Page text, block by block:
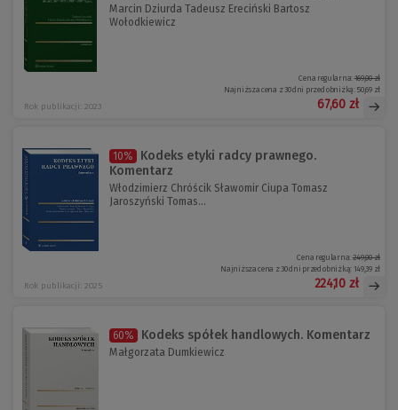
Marcin Dziurda Tadeusz Ereciński Bartosz
Wołodkiewicz
Rok publikacji: 2023
Cena regularna:169,00 zł
Najniższa cena z 30 dni przed obniżką: 50,69 zł
67,60 zł
10%
Kodeks etyki radcy prawnego.
Komentarz
Włodzimierz Chróścik Sławomir Ciupa Tomasz
Jaroszyński Tomas...
Rok publikacji: 2025
Cena regularna:249,00 zł
Najniższa cena z 30 dni przed obniżką: 149,39 zł
224,10 zł
60% Kodeks spółek handlowych. Komentarz
Małgorzata Dumkiewicz